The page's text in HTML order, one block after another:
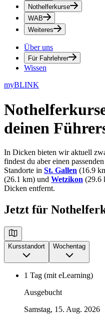
Nothelferkurse
WAB
Weiteres
Über uns
Für Fahrlehrer
Wissen
myBLINK
deinen
In Dicken bieten wir aktuell
findest du aber einen
Standorte in St. Gallen (16.9
(26.1 km) und Wetzikon (29.6
Dicken entfernt.
Jetzt für
Kursstandort Wochentag
1 Tag (mit eLearning)
Ausgebucht
Samstag, 15. Aug. 2026